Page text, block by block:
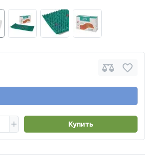
Купить